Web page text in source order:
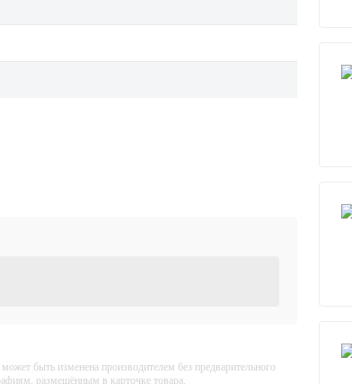
быть изменена производителем без предварительного
размещённым в карточке товара.